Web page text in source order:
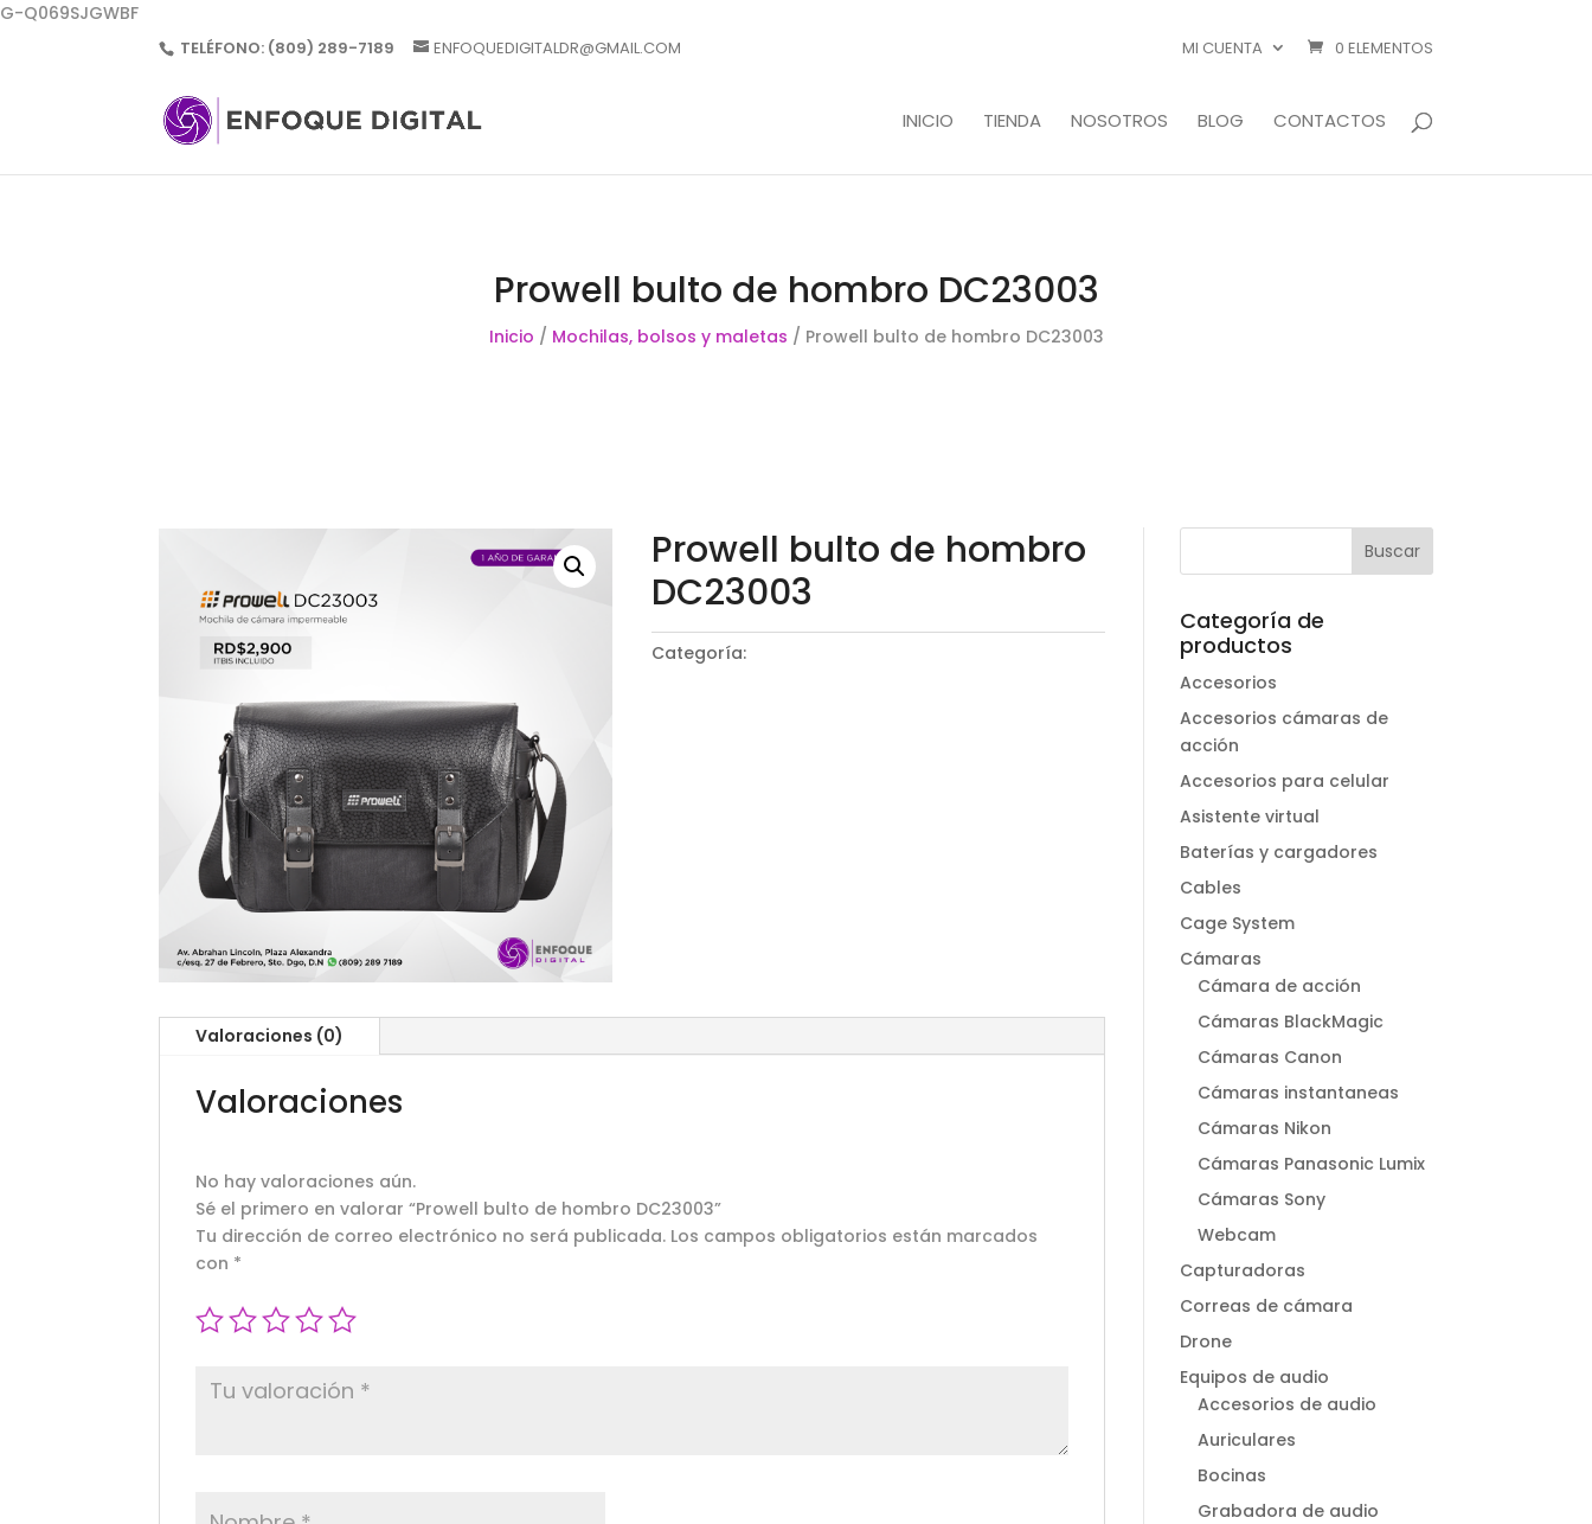
G-Q069SJGWBF
TELÉFONO: (809) 289-7189 ENFOQUEDIGITALDR@GMAIL.COM MI CUENTA 0 ELEMENTOS
INICIO TIENDA NOSOTROS BLOG CONTACTOS
Prowell bulto de hombro DC23003
Inicio / Mochilas, bolsos y maletas / Prowell bulto de hombro DC23003
Prowell bulto de hombro
DC23003
Categoría:
Valoraciones (0)
Valoraciones
No hay valoraciones aún.
Sé el primero en valorar “Prowell bulto de hombro DC23003”
Tu dirección de correo electrónico no será publicada. Los campos obligatorios están marcados
con *
Categoría de
productos
Accesorios
Accesorios cámaras de
acción
Accesorios para celular
Asistente virtual
Baterías y cargadores
Cables
Cage System
Cámaras
Cámara de acción
Cámaras BlackMagic
Cámaras Canon
Cámaras instantaneas
Cámaras Nikon
Cámaras Panasonic Lumix
Cámaras Sony
Webcam
Capturadoras
Correas de cámara
Drone
Equipos de audio
Accesorios de audio
Auriculares
Bocinas
Grabadora de audio